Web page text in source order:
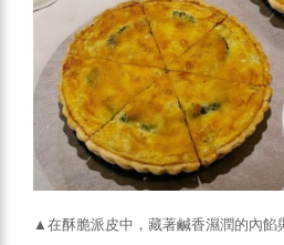
▲在酥脆派皮中，藏著鹹香濕潤的內餡